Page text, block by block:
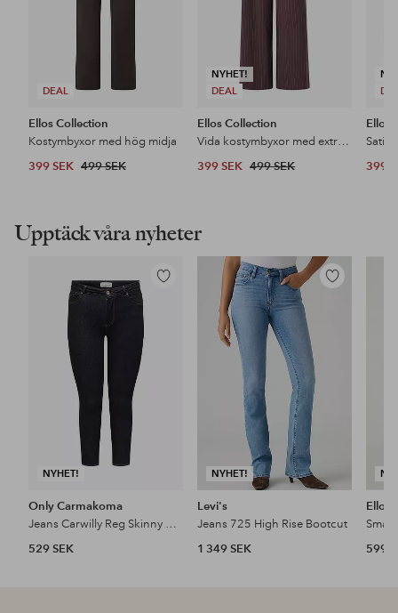
DEAL
Ellos Collection
Kostymbyxor med hög midja
399 SEK 499 SEK
NYHET!
DEAL
Ellos Collection
Vida kostymbyxor med extra hög midja
399 SEK 499 SEK
Ellos
399
Upptäck våra nyheter
NYHET!
Lägg
Only Carmakoma
Jeans Carwilly Reg Skinny Ank Dnm Box Noo
529 SEK
NYHET!
Lägg
Levi's
Jeans 725 High Rise Bootcut
1 349 SEK
Ellos
599